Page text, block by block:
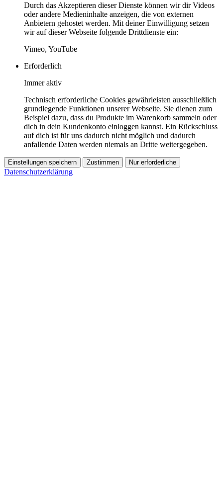
Durch das Akzeptieren dieser Dienste können wir dir Videos
oder andere Medieninhalte anzeigen, die von externen
Anbietern gehostet werden. Mit deiner Einwilligung setzen
wir auf dieser Webseite folgende Drittdienste ein:
Vimeo, YouTube
Erforderlich
Immer aktiv
Technisch erforderliche Cookies gewährleisten ausschließlich
grundlegende Funktionen unserer Webseite. Sie dienen zum
Beispiel dazu, dass du Produkte im Warenkorb sammeln oder
dich in dein Kundenkonto einloggen kannst. Ein Rückschluss
auf dich ist für uns dadurch nicht möglich und dadurch
anfallende Daten werden niemals an Dritte weitergegeben.
Einstellungen speichern Zustimmen Nur erforderliche
Datenschutzerklärung